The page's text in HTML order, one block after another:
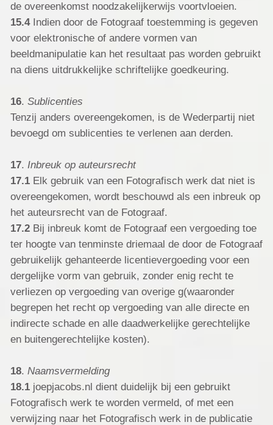
de overeenkomst noodzakelijkerwijs voortvloeien.
15.4Indien door de Fotograaf toestemming is gegeven
voor elektronische of andere vormen van
beeldmanipulatie kan het resultaat pas worden gebruikt
na diens uitdrukkelijke schriftelijke goedkeuring.
16. Sublicenties
Tenzij anders overeengekomen, is de Wederpartij niet
bevoegd om sublicenties te verlenen aan derden.
17. Inbreuk op auteursrecht
17.1Elk gebruik van een Fotografisch werk dat niet is
overeengekomen, wordt beschouwd als een inbreuk op
het auteursrecht van de Fotograaf.
17.2Bij inbreuk komt de Fotograaf een vergoeding toe
ter hoogte van tenminste driemaal de door de Fotograaf
gebruikelijk gehanteerde licentievergoeding voor een
dergelijke vorm van gebruik, zonder enig recht te
verliezen op vergoeding van overige g(waaronder
begrepen het recht op vergoeding van alle directe en
indirecte schade en alle daadwerkelijke gerechtelijke
en buitengerechtelijke kosten).
18. Naamsvermelding
18.1joepjacobs.nl dient duidelijk bij een gebruikt
Fotografisch werk te worden vermeld, of met een
verwijzing naar het Fotografisch werk in de publicatie